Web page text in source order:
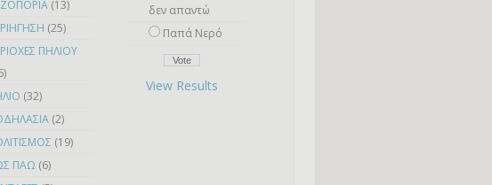
(13)
(25)
ΠΗΛΙΟΥ
(32)
(2)
(19)
ΠΑΩ (6)
δεν απαντώ
Παπά Νερό
View Results